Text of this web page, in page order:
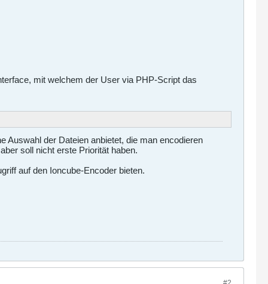
mit welchem der User via PHP-Script das
Auswahl der Dateien anbietet, die man encodieren
soll nicht erste Priorität haben.
auf den Ioncube-Encoder bieten.